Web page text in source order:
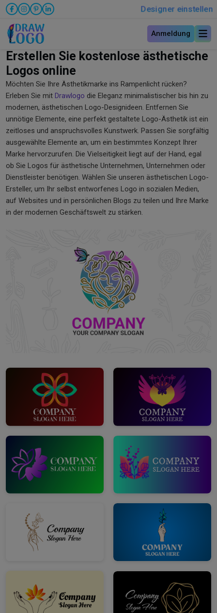
Designer einstellen
Anmeldung
Erstellen Sie kostenlose ästhetische
Logos online
Möchten Sie Ihre Ästhetikmarke ins Rampenlicht rücken?
Erleben Sie mit Drawlogo die Eleganz minimalistischer bis hin zu
modernen, ästhetischen Logo-Designideen. Entfernen Sie
unnötige Elemente, eine perfekt gestaltete Logo-Ästhetik ist ein
zeitloses und anspruchsvolles Kunstwerk. Passen Sie sorgfältig
ausgewählte Elemente an, um ein bestimmtes Konzept Ihrer
Marke hervorzurufen. Die Vielseitigkeit liegt auf der Hand, egal
ob Sie Logos für ästhetische Unternehmen, Unternehmen oder
Dienstleister benötigen. Wählen Sie unseren ästhetischen Logo-
Ersteller, um Ihr selbst entworfenes Logo in sozialen Medien,
auf Websites und in persönlichen Blogs zu teilen und Ihre Marke
in der modernen Geschäftswelt zu stärken.